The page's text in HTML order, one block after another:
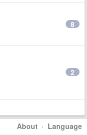
8
2
About · Language